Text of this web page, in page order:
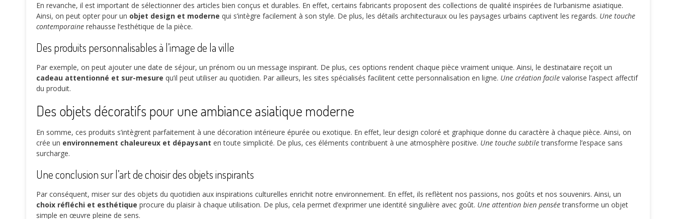
En revanche, il est important de sélectionner des articles bien conçus et durables. En effet, certains fabricants proposent des collections de qualité inspirées de l’urbanisme asiatique.
Ainsi, on peut opter pour un objet design et moderne qui s’intègre facilement à son style. De plus, les détails architecturaux ou les paysages urbains captivent les regards. Une touche
contemporaine rehausse l’esthétique de la pièce.
Des produits personnalisables à l’image de la ville
Par exemple, on peut ajouter une date de séjour, un prénom ou un message inspirant. De plus, ces options rendent chaque pièce vraiment unique. Ainsi, le destinataire reçoit un
cadeau attentionné et sur-mesure qu’il peut utiliser au quotidien. Par ailleurs, les sites spécialisés facilitent cette personnalisation en ligne. Une création facile valorise l’aspect affectif
du produit.
Des objets décoratifs pour une ambiance asiatique moderne
En somme, ces produits s’intègrent parfaitement à une décoration intérieure épurée ou exotique. En effet, leur design coloré et graphique donne du caractère à chaque pièce. Ainsi, on
crée un environnement chaleureux et dépaysant en toute simplicité. De plus, ces éléments contribuent à une atmosphère positive. Une touche subtiletransforme l’espace sans
surcharge.
Une conclusion sur l’art de choisir des objets inspirants
Par conséquent, miser sur des objets du quotidien aux inspirations culturelles enrichit notre environnement. En effet, ils reflètent nos passions, nos goûts et nos souvenirs. Ainsi, un
choix réfléchi et esthétique procure du plaisir à chaque utilisation. De plus, cela permet d’exprimer une identité singulière avec goût. Une attention bien penséetransforme un objet
simple en œuvre pleine de sens.